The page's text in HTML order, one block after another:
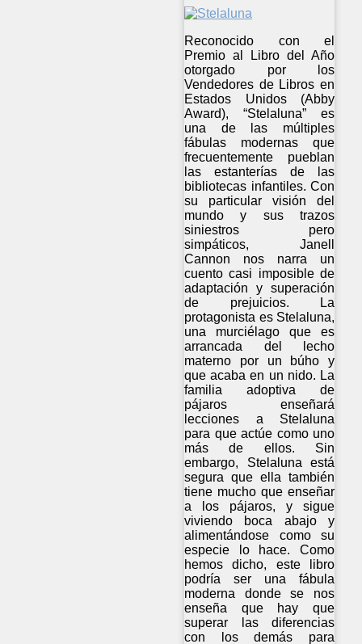
Reconocido con el
Premio al Libro del Año
otorgado por los
Vendedores de Libros en
Estados Unidos (Abby
Award), “Stelaluna” es
una de las múltiples
fábulas modernas que
frecuentemente pueblan
las estanterías de las
bibliotecas infantiles. Con
su particular visión del
mundo y sus trazos
siniestros pero
simpáticos, Janell
Cannon nos narra un
cuento casi imposible de
adaptación y superación
de prejuicios. La
protagonista es Stelaluna,
una murciélago que es
arrancada del lecho
materno por un búho y
que acaba en un nido. La
familia adoptiva de
pájaros enseñará
lecciones a Stelaluna
para que actúe como uno
más de ellos. Sin
embargo, Stelaluna está
segura que ella también
tiene mucho que enseñar
a los pájaros, y sigue
viviendo boca abajo y
alimentándose como su
especie lo hace. Como
hemos dicho, este libro
podría ser una fábula
moderna donde se nos
enseña que hay que
superar las diferencias
con los demás para